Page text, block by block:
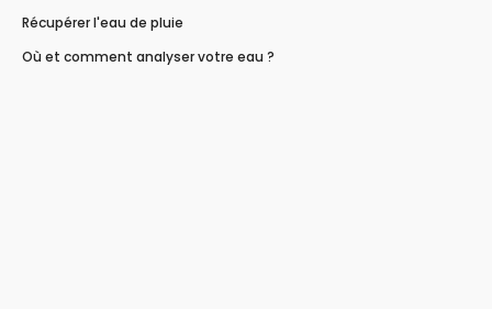
Récupérer l'eau de pluie
Où et comment analyser votre eau ?